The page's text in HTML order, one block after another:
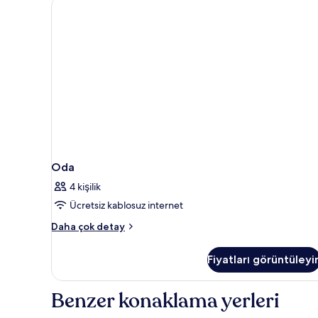
Oda
4 kişilik
Ücretsiz kablosuz internet
Daha çok detay
Oda
detay
Fiyatları
Benzer konaklama yerleri